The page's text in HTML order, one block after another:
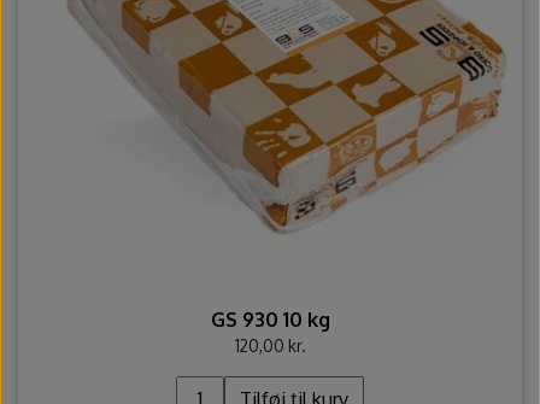
GS 930 10 kg
120,00 kr.
Tilføj til kurv